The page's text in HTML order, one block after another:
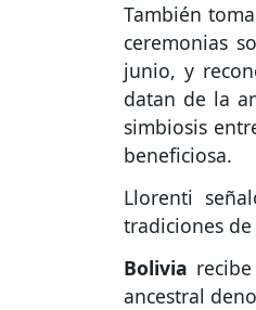
También
ceremonias
junio, y
datan de la
simbiosis
beneficiosa.
Llorenti
tradiciones de
Bolivia
ancestral